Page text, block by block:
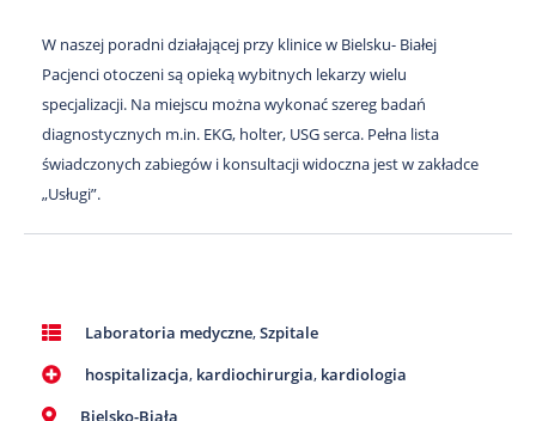
W naszej poradni działającej przy klinice w Bielsku- Białej
Pacjenci otoczeni są opieką wybitnych lekarzy wielu
specjalizacji. Na miejscu można wykonać szereg badań
diagnostycznych m.in. EKG, holter, USG serca. Pełna lista
świadczonych zabiegów i konsultacji widoczna jest w zakładce
„Usługi”.
Laboratoria medyczne,Szpitale
hospitalizacja, kardiochirurgia, kardiologia